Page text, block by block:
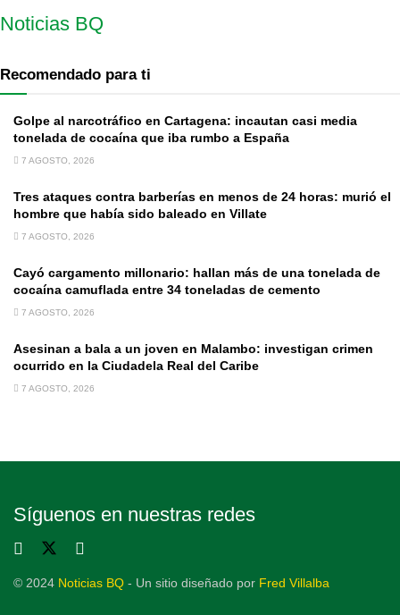
Noticias BQ
Recomendado para ti
Golpe al narcotráfico en Cartagena: incautan casi media
tonelada de cocaína que iba rumbo a España
7 AGOSTO, 2026
Tres ataques contra barberías en menos de 24 horas: murió el
hombre que había sido baleado en Villate
7 AGOSTO, 2026
Cayó cargamento millonario: hallan más de una tonelada de
cocaína camuflada entre 34 toneladas de cemento
7 AGOSTO, 2026
Asesinan a bala a un joven en Malambo: investigan crimen
ocurrido en la Ciudadela Real del Caribe
7 AGOSTO, 2026
Síguenos en nuestras redes
© 2024 Noticias BQ - Un sitio diseñado por Fred Villalba